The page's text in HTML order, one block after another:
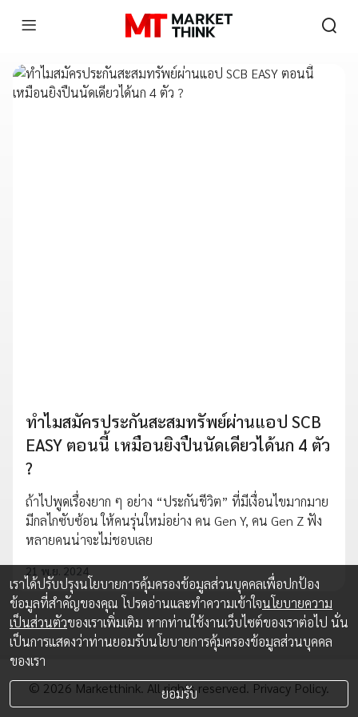
ทำไมสมัครประกันสะสมทรัพย์ผ่านแอป SCB
EASY ตอนนี้ เหมือนยิงปืนนัดเดียวได้นก 4 ตัว
?
ถ้าไปพูดเรื่องยาก ๆ อย่าง “ประกันชีวิต” ที่มีเงื่อนไขมากมาย
มีกลไกซับซ้อน ให้คนรุ่นใหม่อย่าง คน Gen Y, คน Gen Z ฟัง
หลายคนน่าจะไม่ชอบเลย
21 พ.ย. 2024
© 2026 Marketthink. All rights reserved. Privacy Policy.
เราได้ปรับปรุงนโยบายการคุ้มครองข้อมูลส่วนบุคคลเพื่อปกป้อง
ข้อมูลที่สำคัญของคุณ โปรดอ่านและทำความเข้าใจนโยบายความ
เป็นส่วนตัวของเราเพิ่มเติม หากท่านใช้งานเว็บไซต์ของเราต่อไป นั่น
เป็นการแสดงว่าท่านยอมรับนโยบายการคุ้มครองข้อมูลส่วนบุคคล
ของเรา
ยอมรับ